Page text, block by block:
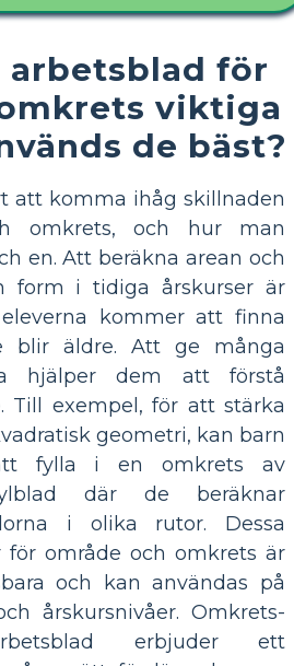
arbetsblad för
viktiga
de bäst?
att komma ihåg skillnaden
omkrets, och hur man
en. Att beräkna arean och
form i tidiga årskurser är
kommer att finna
blir äldre. Att ge många
hjälper dem att förstå
Till exempel, för att stärka
geometri, kan barn
fylla i en omkrets av
där de beräknar
i olika rutor. Dessa
för område och omkrets är
och kan användas på
årskursnivåer. Omkrets-
erbjuder ett